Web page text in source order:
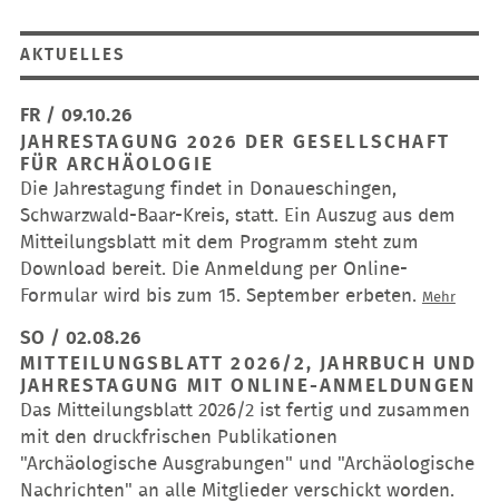
Ellingen
„41
Minuten
–
Auf
Gleis
die
Schwäbische
Alb“
AKTUELLES
FR / 09.10.26
JAHRESTAGUNG 2026 DER GESELLSCHAFT
FÜR ARCHÄOLOGIE
Die Jahrestagung findet in Donaueschingen,
Schwarzwald-Baar-Kreis, statt. Ein Auszug aus dem
Mitteilungsblatt mit dem Programm steht zum
Download bereit. Die Anmeldung per Online-
Formular wird bis zum 15. September erbeten. Mehr
SO / 02.08.26
MITTEILUNGSBLATT 2026/2, JAHRBUCH UND
JAHRESTAGUNG MIT ONLINE-ANMELDUNGEN
Das Mitteilungsblatt 2026/2 ist fertig und zusammen
mit den druckfrischen Publikationen
"Archäologische Ausgrabungen" und "Archäologische
Nachrichten" an alle Mitglieder verschickt worden.